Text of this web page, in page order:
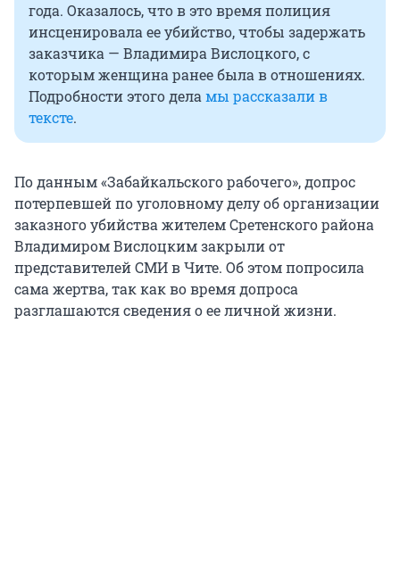
года. Оказалось, что в это время полиция
инсценировала ее убийство, чтобы задержать
заказчика — Владимира Вислоцкого, с
которым женщина ранее была в отношениях.
Подробности этого деламы рассказали в
тексте.
По данным «Забайкальского рабочего», допрос
потерпевшей по уголовному делу об организации
заказного убийства жителем Сретенского района
Владимиром Вислоцким закрыли от
представителей СМИ в Чите. Об этом попросила
сама жертва, так как во время допроса
разглашаются сведения о ее личной жизни.